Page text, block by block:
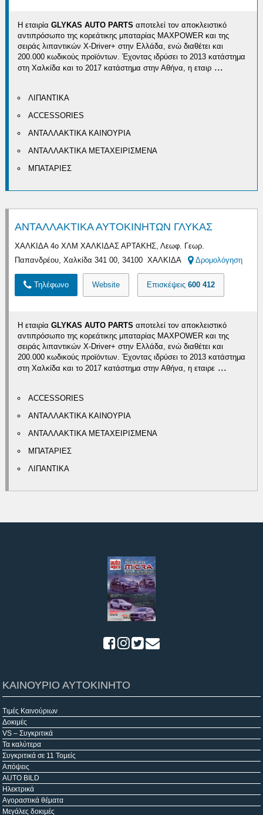
Η εταιρίαGLYKAS AUTO PARTSαποτελεί τον αποκλειστικό
αντιπρόσωπο της κορεάτικης μπαταρίας MAXPOWER και της
σειράς λιπαντικών X-Driver+ στην Ελλάδα, ενώ διαθέτει και
200.000 κωδικούς προϊόντων. Έχοντας ιδρύσει το 2013 κατάστημα
στη Χαλκίδα και το 2017 κατάστημα στην Αθήνα, η εταιρ ...
ΛΙΠΑΝΤΙΚΑ
ACCESSORIES
ΑΝΤΑΛΛΑΚΤΙΚΑ ΚΑΙΝΟΥΡΙΑ
ΑΝΤΑΛΛΑΚΤΙΚΑ ΜΕΤΑΧΕΙΡΙΣΜΕΝΑ
ΜΠΑΤΑΡΙΕΣ
ΑΝΤΑΛΛΑΚΤΙΚΑ ΑΥΤΟΚΙΝΗΤΩΝ ΓΛΥΚΑΣ
ΧΑΛΚΙΔΑ 4ο ΧΛΜ ΧΑΛΚΙΔΑΣ ΑΡΤΑΚΗΣ, Λεωφ. Γεωρ.
Παπανδρέου, Χαλκίδα 341 00, 34100 ΧΑΛΚΙΔΑ
Δρομολόγηση
Τηλέφωνο Website Επισκέψεις600 412
Η εταιρία GLYKAS AUTO PARTSαποτελεί τον αποκλειστικό
αντιπρόσωπο της κορεάτικης μπαταρίας MAXPOWER και της
σειράς λιπαντικών X-Driver+ στην Ελλάδα, ενώ διαθέτει και
200.000 κωδικούς προϊόντων. Έχοντας ιδρύσει το 2013 κατάστημα
στη Χαλκίδα και το 2017 κατάστημα στην Αθήνα, η εταιρε ...
ACCESSORIES
ΑΝΤΑΛΛΑΚΤΙΚΑ ΚΑΙΝΟΥΡΙΑ
ΑΝΤΑΛΛΑΚΤΙΚΑ ΜΕΤΑΧΕΙΡΙΣΜΕΝΑ
ΜΠΑΤΑΡΙΕΣ
ΛΙΠΑΝΤΙΚΑ
ΚΑΙΝΟΥΡΙΟ ΑΥΤΟΚΙΝΗΤΟ
Τιμές Καινούριων
Δοκιμές
VS – Συγκριτικά
Τα καλύτερα
Συγκριτικά σε 11 Τομείς
Απόψεις
AUTO BILD
Ηλεκτρικά
Αγοραστικά θέματα
Μεγάλες δοκιμές